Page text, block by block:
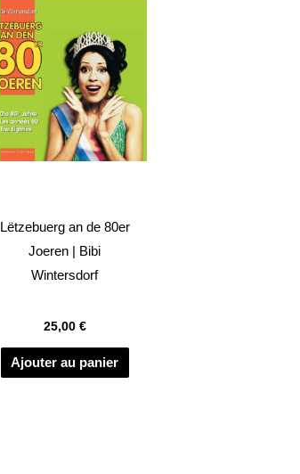
Lëtzebuerg an de 80er
Joeren | Bibi
Wintersdorf
25,00 €
Ajouter au panier